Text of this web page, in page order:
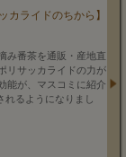
カライドのちから】
み番茶を通販・産地直
リサッカライドの力が
能が、マスコミに紹介
るようになりまし